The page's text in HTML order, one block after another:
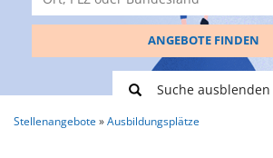
ANGEBOTE FINDEN
Suche ausblenden
Stellenangebote Ausbildungsplätze